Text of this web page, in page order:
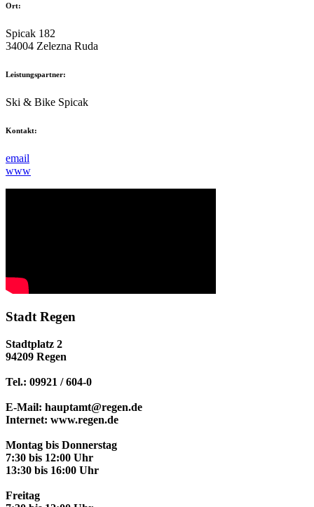
Ort:
Spicak 182
34004 Zelezna Ruda
Leistungspartner:
Ski & Bike Spicak
Kontakt:
email
www
Stadt Regen
Stadtplatz 2
94209 Regen
Tel.: 09921 / 604-0
E-Mail: hauptamt@regen.de
Internet: www.regen.de
Montag bis Donnerstag
7:30 bis 12:00 Uhr
13:30 bis 16:00 Uhr
Freitag